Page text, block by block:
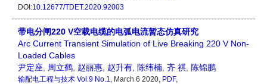
DOI:10.12677/TDET.2020.92003
带电分闸220 V空载电缆的电弧电流暂态仿真研究
Arc Current Transient Simulation of Live Breaking 220 V Non-
Loaded Cables
尹定座
周立鹤 赵丽惠 赵升有 陈纬楠 齐 祺 陈锦鹏
输配电工程与技术 Vol.9 No.1, March 6 2020, PDF,